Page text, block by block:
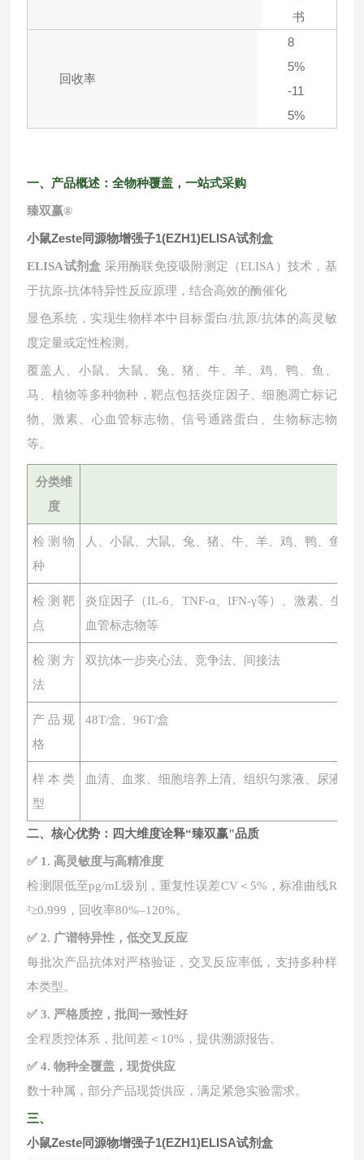
书
回收率
8
5%
-11
5%
一、产品概述：全物种覆盖，一站式采购
臻双赢®
小鼠Zeste同源物增强子1(EZH1)ELISA试剂盒
ELISA试剂盒 采用酶联免疫吸附测定（ELISA）技术，基
于抗原-抗体特异性反应原理，结合高效的酶催化
显色系统，实现生物样本中目标蛋白/抗原/抗体的高灵敏
度定量或定性检测。
覆盖人、小鼠、大鼠、兔、猪、牛、羊、鸡、鸭、鱼、
马、植物等多种物种，靶点包括炎症因子、细胞凋亡标记
物、激素、心血管标志物、信号通路蛋白、生物标志物
等。
分类维
度
检测物
种
人、小鼠、大鼠、兔、猪、牛、羊、鸡、鸭、鱼、
检测靶
点
炎症因子（IL-6、TNF-α、IFN-γ等）、激素、生物
血管标志物等
检测方
法
双抗体一步夹心法、竞争法、间接法
产品规
格
48T/盒、96T/盒
样本类
型
血清、血浆、细胞培养上清、组织匀浆液、尿液、
二、核心优势：四大维度诠释“臻双赢"品质
✅ 1. 高灵敏度与高精准度
检测限低至pg/mL级别，重复性误差CV＜5%，标准曲线R
²≥0.999，回收率80%–120%。
✅ 2. 广谱特异性，低交叉反应
每批次产品抗体对严格验证，交叉反应率低，支持多种样
本类型。
✅ 3. 严格质控，批间一致性好
全程质控体系，批间差＜ 10%，提供溯源报告。
✅ 4. 物种全覆盖，现货供应
数十种属，部分产品现货供应，满足紧急实验需求。
三、
小鼠Zeste同源物增强子1(EZH1)ELISA试剂盒